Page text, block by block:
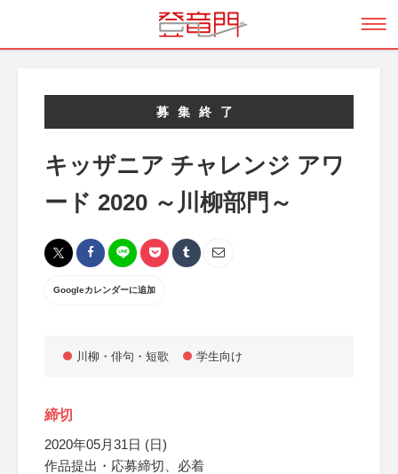
募集終了
キッザニア チャレンジ アワ
ード 2020 ～川柳部門～
Googleカレンダーに追加
川柳・俳句・短歌 学生向け
締切
2020年05月31日 (日)
作品提出・応募締切、必着